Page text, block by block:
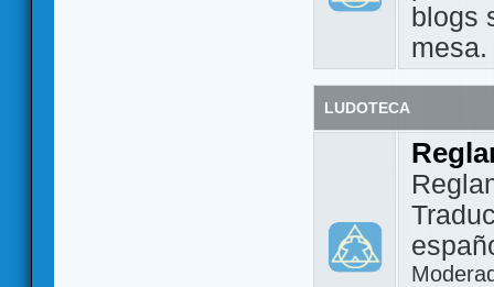
blogs
mesa.
LUDOTECA